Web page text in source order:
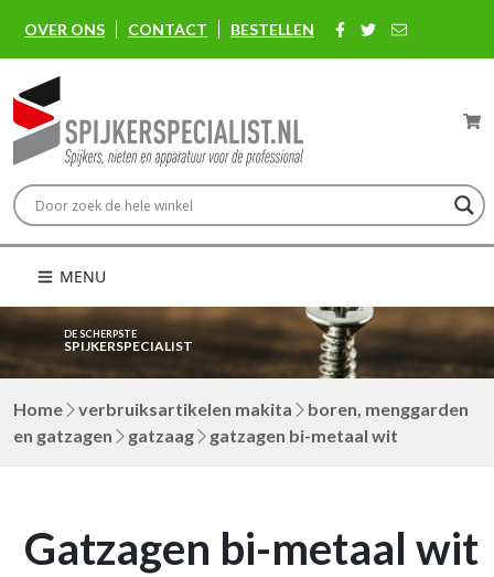
OVER ONS CONTACT BESTELLEN
MENU
DE SCHERPSTE
SPIJKERSPECIALIST
Home verbruiksartikelen makita
boren, menggarden
en gatzagen
gatzaag gatzagen bi-metaal wit
Gatzagen bi-metaal wit